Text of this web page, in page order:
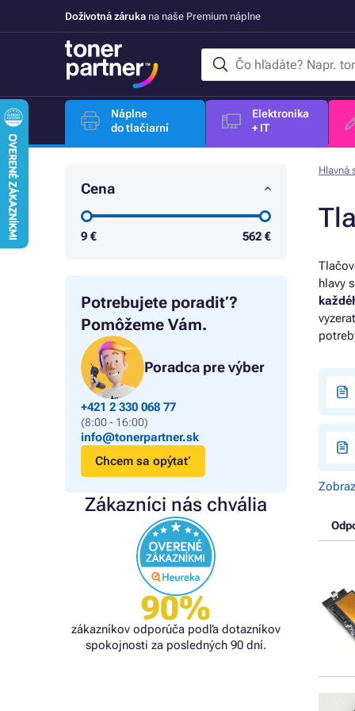
Doživotná záruka na naše Premium náplne
Náplne
do tlačiarní
Elektronika
+ IT
Cena
9 € 562 €
Potrebujete poradiť?
Pomôžeme Vám.
Poradca pre výber
+421 2 330 068 77
(8:00 - 16:00)
info@tonerpartner.sk
Chcem sa opýtať
Zákazníci nás chvália
90%
zákazníkov odporúča podľa dotazníkov
spokojnosti za posledných 90 dní.
Hlavná
hlavy